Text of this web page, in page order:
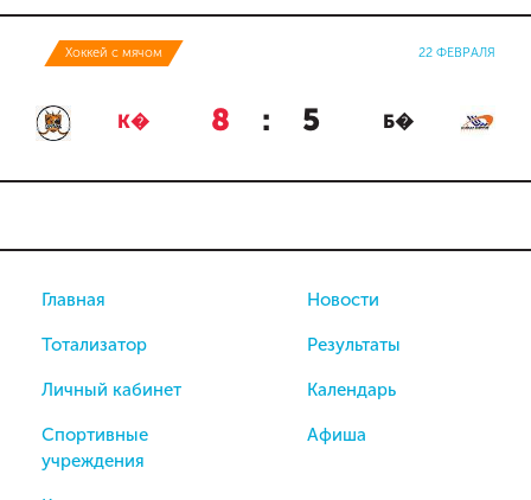
Хоккей с мячом 22 ФЕВРАЛЯ
К� 8 : 5 Б�
Главная
Тотализатор
Личный кабинет
Спортивные
учреждения
Новости
Результаты
Календарь
Афиша